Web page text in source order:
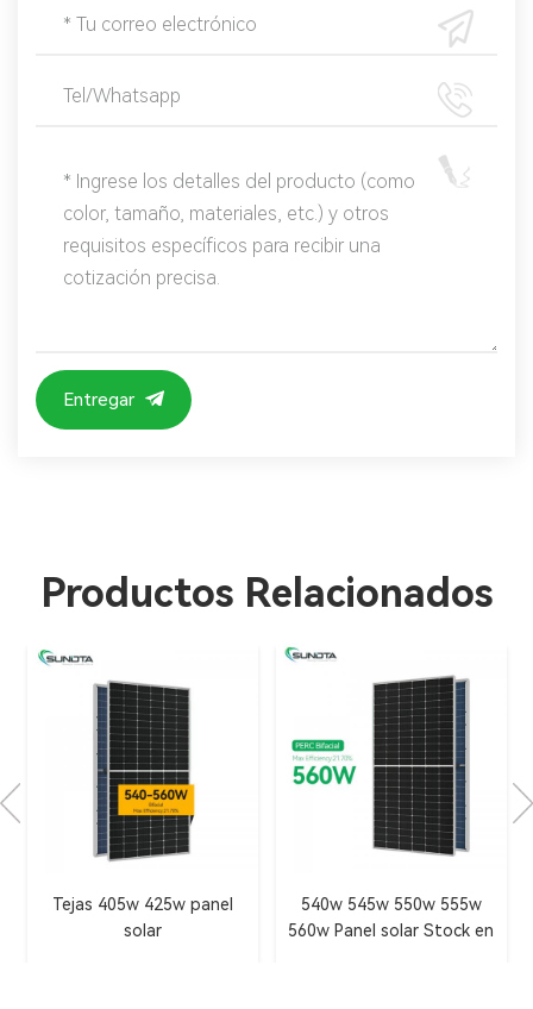
Entregar
Productos Relacionados
540w 545w 550w 555w
560w Panel solar Stock en
Paneles solares SUNDTA
stock en almacén de